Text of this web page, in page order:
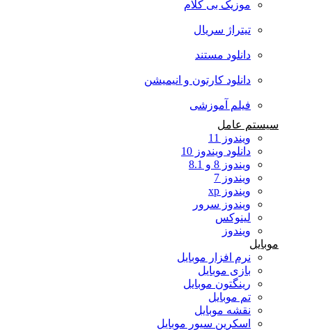
موزیک بی کلام
تیتراژ سریال
دانلود مستند
دانلود کارتون و انیمیشن
فیلم آموزشی
سیستم عامل
ویندوز 11
دانلود ویندوز 10
ویندوز 8 و 8.1
ویندوز 7
ویندوز xp
ویندوز سرور
لینوکس
ویندوز
موبایل
نرم افزار موبایل
بازی موبایل
رینگتون موبایل
تم موبایل
نقشه موبایل
اسکرین سیور موبایل